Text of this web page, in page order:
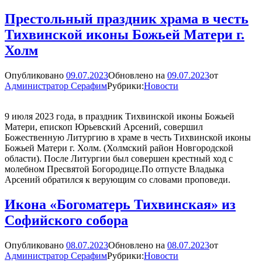
Обретение
мощей
Престольный праздник храма в честь
Тихвинской иконы Божьей Матери г.
Холм
Опубликовано 09.07.2023Обновлено на 09.07.2023от
Администратор СерафимРубрики:Новости
9 июля 2023 года, в праздник Тихвинской иконы Божьей
Матери, епископ Юрьевский Арсений, совершил
Божественную Литургию в храме в честь Тихвинской иконы
Божьей Матери г. Холм. (Холмский район Новгородской
области). После Литургии был совершен крестный ход с
молебном Пресвятой Богородице.По отпусте Владыка
Арсений обратился к верующим со словами проповеди.
Икона «Богоматерь Тихвинская» из
Софийского собора
Опубликовано 08.07.2023Обновлено на 08.07.2023от
Администратор СерафимРубрики:Новости